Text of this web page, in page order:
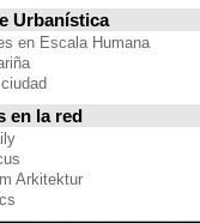
Urbanística
en Escala Humana
en la red
Arkitektur